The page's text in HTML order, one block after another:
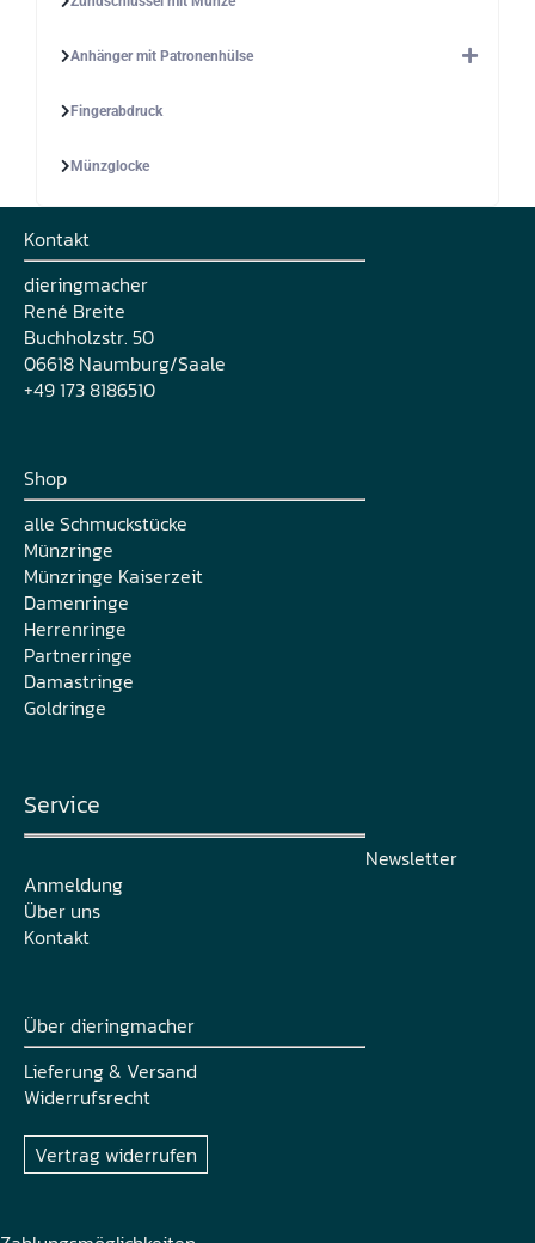
Anhänger mit Patronenhülse
Fingerabdruck
Münzglocke
Kontakt
dieringmacher
René Breite
Buchholzstr. 50
06618 Naumburg/Saale
+49 173 8186510
Shop
alle Schmuckstücke
Münzringe
Münzringe Kaiserzeit
Damenringe
Herrenringe
Partnerringe
Damastringe
Goldringe
Service
Newsletter
Anmeldung
Über uns
Kontakt
Über dieringmacher
Lieferung & Versand
Widerrufsrecht
Vertrag widerrufen